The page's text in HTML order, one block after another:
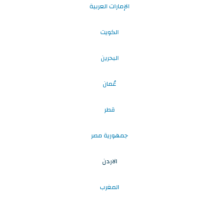
الإمارات العربية
الكويت
البحرين
عُمان
قطر
جمهورية مصر
الاردن
المغرب